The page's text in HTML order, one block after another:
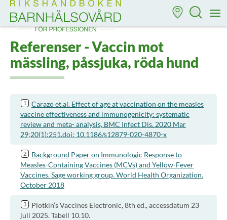
Till startsidan för Rikshandboken i barnhälsovård
Referenser - Vaccin mot
mässling, påssjuka, röda hund
Carazo et.al. Effect of age at vaccination on the measles
vaccine effectiveness and immunogenicity: systematic
review and meta- analysis, BMC Infect Dis. 2020 Mar
29;20(1):251.doi: 10.1186/s12879-020-4870-x
Background Paper on Immunologic Response to
Measles-Containing Vaccines (MCVs) and Yellow-Fever
Vaccines. Sage working group. World Health Organization.
October 2018
Plotkin’s Vaccines Electronic, 8th ed., accessdatum 23
juli 2025. Tabell 10.10.